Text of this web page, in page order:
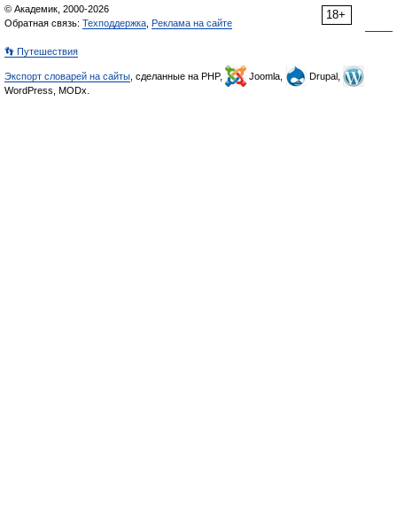
18+
© Академик, 2000-2026
Обратная связь: Техподдержка Реклама на сайте
👣 Путешествия
Экспорт словарей на сайты , сделанные на PHP, Joomla,
Drupal,
WordPress, MODx.